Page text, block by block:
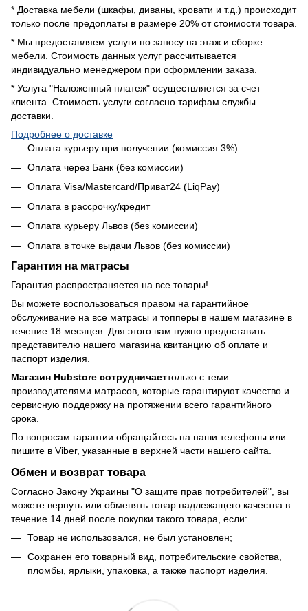
* Доставка мебели (шкафы, диваны, кровати и т.д.) происходит
только после предоплаты в размере 20% от стоимости товара.
* Мы предоставляем услуги по заносу на этаж и сборке
мебели. Стоимость данных услуг рассчитывается
индивидуально менеджером при оформлении заказа.
* Услуга "Наложенный платеж" осуществляется за счет
клиента. Стоимость услуги согласно тарифам службы
доставки.
Подробнее о доставке
Оплата курьеру при получении (комиссия 3%)
Оплата через Банк (без комиссии)
Оплата Visa/Mastercard/Приват24 (LiqPay)
Оплата в рассрочку/кредит
Оплата курьеру Львов (без комиссии)
Оплата в точке выдачи Львов (без комиссии)
Гарантия на матрасы
Гарантия распространяется на все товары!
Вы можете воспользоваться правом на гарантийное
обслуживание на все матрасы и топперы в нашем магазине в
течение 18 месяцев. Для этого вам нужно предоставить
представителю нашего магазина квитанцию об оплате и
паспорт изделия.
Магазин Hubstore сотрудничаеттолько с теми
производителями матрасов, которые гарантируют качество и
сервисную поддержку на протяжении всего гарантийного
срока.
По вопросам гарантии обращайтесь на наши телефоны или
пишите в Viber, указанные в верхней части нашего сайта.
Обмен и возврат товара
Согласно Закону Украины "О защите прав потребителей", вы
можете вернуть или обменять товар надлежащего качества в
течение 14 дней после покупки такого товара, если:
Товар не использовался, не был установлен;
Сохранен его товарный вид, потребительские свойства,
пломбы, ярлыки, упаковка, а также паспорт изделия.